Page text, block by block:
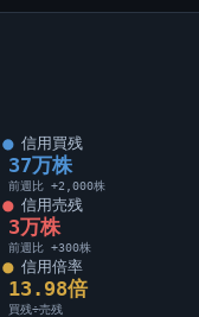
信用買残
37万株
前週比 +2,000株
信用売残
3万株
前週比 +300株
信用倍率
13.98倍
買残÷売残